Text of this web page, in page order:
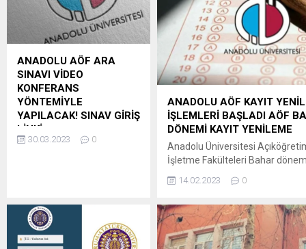
Ticaret ve Pazarlama
Önlisans Programı”
müfredatında yer
alan “Arama Motoru
Optimizasyonu” dersi hariç)
alabilir. Bu dersler, öncelikle
alt yarıyıl dersleri olmak...
Sınavları için online (çevrim içi)
ANADOLU AÖF ARA
SINAVI VİDEO
KONFERANS
YÖNTEMİYLE
YAPILACAK! SINAV GİRİŞ
LİNKİ
Anadolu Üniversitesi
AÖF bahar dönemi ara
sınavları 15-16 Nisan 2023
tarihlerinde; dönem sonu
30.03.2023 0
ANADOLU AÖF KAYIT
İŞLEMLERİ BAŞLADI AÖF
DÖNEMİ KAYIT YENİLEME
Anadolu Üniversitesi
İşletme Fakülteleri Bahar
İşlemler aof.anadolu.edu.tr
Üniversitesi tarafından
depreminden etkilenen 10 ildeki
öğrencilerden kayıt yenileme
14.02.2023 0